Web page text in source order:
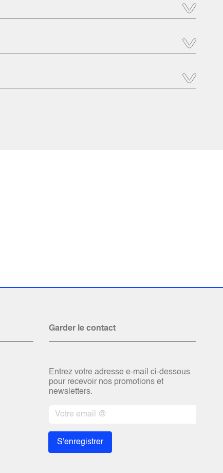
Garder le contact
Entrez votre adresse e-mail ci-dessous
pour recevoir nos promotions et
newsletters.
S'enregistrer